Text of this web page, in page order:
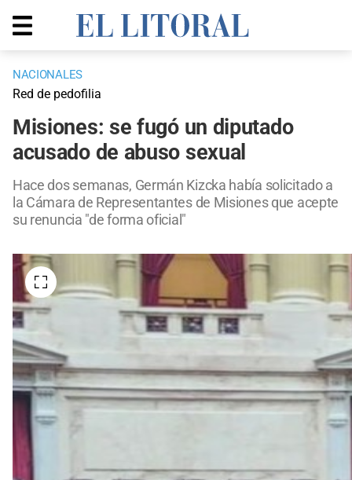
NACIONALES
Red de pedofilia
Misiones: se fugó un diputado
acusado de abuso sexual
Hace dos semanas, Germán Kizcka había solicitado a
la Cámara de Representantes de Misiones que acepte
su renuncia "de forma oficial"